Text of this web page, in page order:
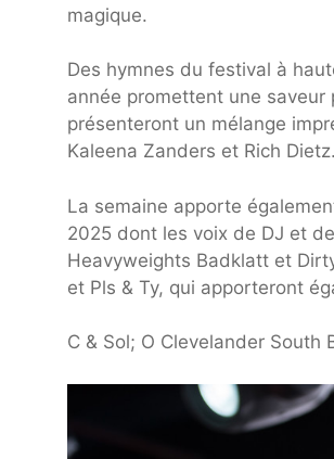
magique.
Des hymnes du festival à
année promettent une
présenteront un mélange
Kaleena Zanders et Rich Dietz.
La semaine apporte
2025 dont les voix de DJ et
Heavyweights Badklatt et
et Pls & Ty, qui apporteront
C & Sol; O Clevelander South